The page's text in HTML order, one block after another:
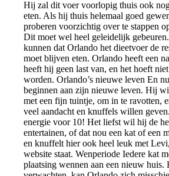
Hij zal dit voer voorlopig thuis ook
eten. Als hij thuis helemaal goed
proberen voorzichtig over te stappen
Dit moet wel heel geleidelijk
kunnen dat Orlando het dieetvoer de
moet blijven eten. Orlando heeft een
heeft hij geen last van, en het hoeft
worden. Orlando’s nieuwe leven En
beginnen aan zijn nieuwe leven. Hij
met een fijn tuintje, om in te ravotten,
veel aandacht en knuffels willen
energie voor 10! Het liefst wil hij de
entertainen, of dat nou een kat of een
en knuffelt hier ook heel leuk met
website staat. Wenperiode Iedere kat
plaatsing wennen aan een nieuw huis.